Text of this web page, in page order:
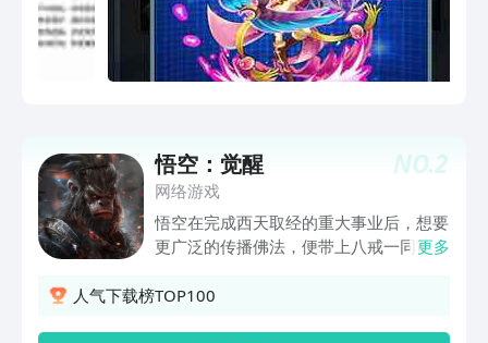
NO.2
悟空：觉醒
网络游戏
悟空在完成西天取经的重大事业后，想要
更广泛的传播佛法，便带上八戒一同前往
山百倍，不到三天，竟成了黑悟空......
更多
人气下载榜TOP100